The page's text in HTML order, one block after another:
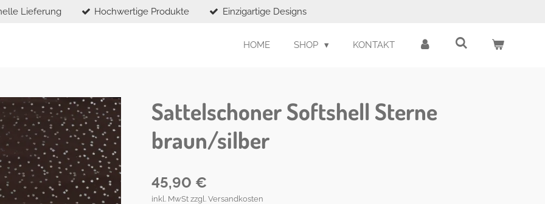
Lieferung Hochwertige Produkte Einzigartige Designs
HOME SHOP KONTAKT
Sattelschoner Softshell Sterne
braun/silber
45,90 €
inkl. MwSt zzgl. Versandkosten